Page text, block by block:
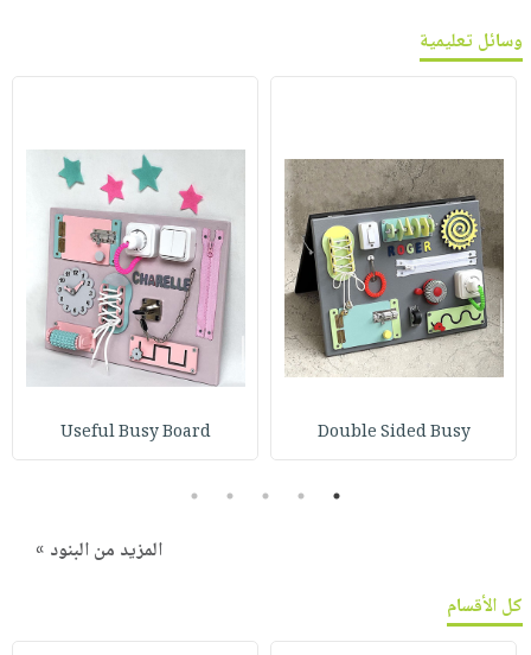
وسائل تعليمية
Double Sided Busy
Useful Busy Board
1
2
3
4
5
المزيد من البنود »
كل الأقسام